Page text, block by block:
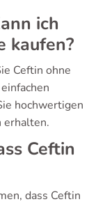
ich
kaufen?
Ceftin ohne
hochwertigen
erhalten.
Ceftin
dass Ceftin